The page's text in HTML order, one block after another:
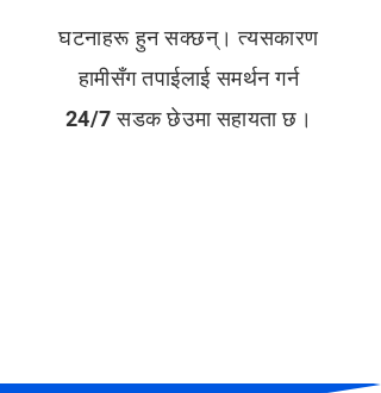
घटनाहरू हुन सक्छन्। त्यसकारण
हामीसँग तपाईलाई समर्थन गर्न
24/7 सडक छेउमा सहायता छ।